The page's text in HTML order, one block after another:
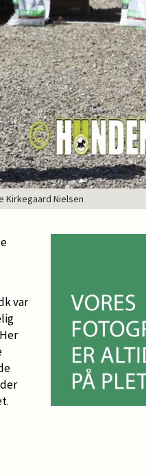
Kirkegaard Nielsen
var